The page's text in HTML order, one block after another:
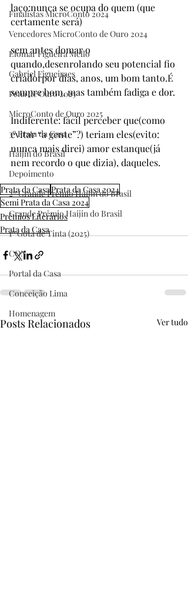
Finalistas MicroConto 2024
Vencedores MicroConto de Ouro 2024
Elomar Figueira Mello
Gabriel Figueiraes
Pena de Ouro 2025
MicroConto de Ouro 2025
3º Prata da Casa
Haijin do Brasil
Depoimento
2º Grande Prêmio Haijin do Brasil
Grande Prêmio Haijin do Brasil
1º Gota de Tinta (2025)
CON
Portal da Casa
Conceição Lima
Homenagem
laço:nunca se ocupa do quem (que
certamente será)
sem antes domar o
quando,desenrolando seu potencial fio
criadorpor dias, anos, um bom tanto.É
sempre bom, mas também fadiga e dor.
Indiferente: fácil perceber que(como
evitar “a gente”?) teriam eles(evito:
nunca mais direi) amor estanque(já
nem recordo o que dizia), daqueles.
Prata da CasaPrata da Casa 2024
Semi Prata da Casa 2024
Prêmios Literários
Prata da Casa
Posts Relacionados Ver tudo